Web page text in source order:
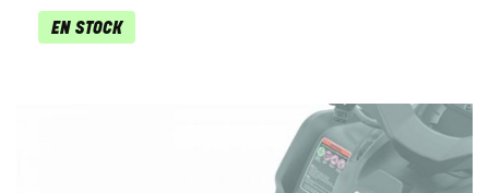
EN STOCK